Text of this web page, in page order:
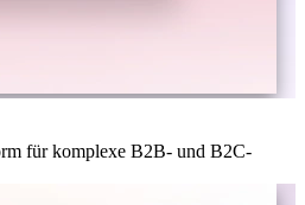
für komplexe B2B- und B2C-